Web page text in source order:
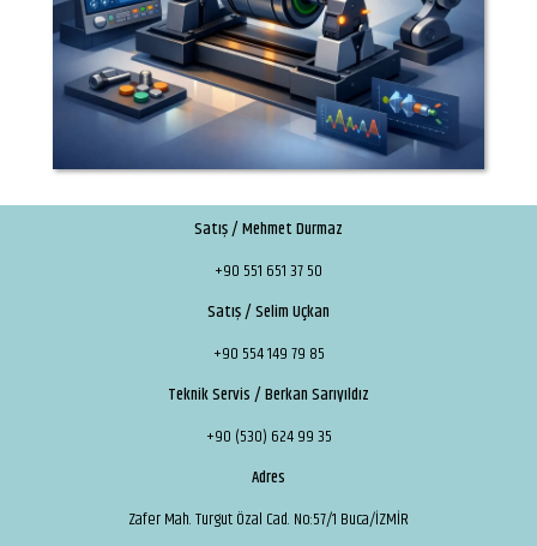
Satış / Mehmet Durmaz
+90 551 651 37 50
Satış / Selim Uçkan
+90 554 149 79 85
Teknik Servis / Berkan Sarıyıldız
+90 (530) 624 99 35
Adres
Zafer Mah. Turgut Özal Cad. No:57/1 Buca/İZMİR